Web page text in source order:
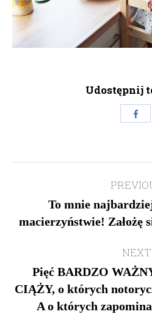
Udostępnij
navigation
To mnie
macierzyństwie! Założę
NEXT
Pięć BARDZO
CIĄŻY, o których
A o których